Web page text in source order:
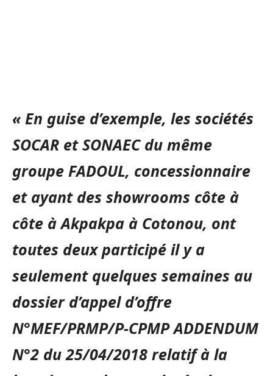
« En guise d’exemple, les sociétés
SOCAR et SONAEC du même
groupe FADOUL, concessionnaire
et ayant des showrooms côte à
côte à Akpakpa à Cotonou, ont
toutes deux participé il y a
seulement quelques semaines au
dossier d’appel d’offre
N°MEF/PRMP/P-CPMP ADDENDUM
N°2 du 25/04/2018 relatif à la